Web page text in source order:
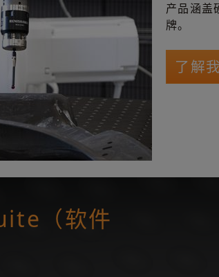
产品涵盖
牌。
了解
（软件